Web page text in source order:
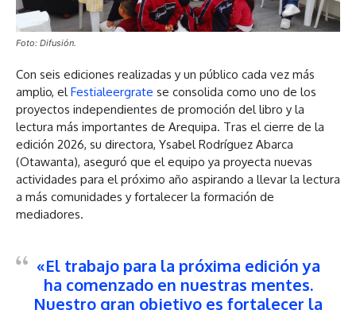
Foto: Difusión.
Con seis ediciones realizadas y un público cada vez más
amplio, elFestialeergrate se consolida como uno de los
proyectos independientes de promoción del libro y la
lectura más importantes de Arequipa. Tras el cierre de la
edición 2026, su directora, Ysabel Rodríguez Abarca
(Otawanta), aseguró que el equipo ya proyecta nuevas
actividades para el próximo año aspirando a llevar la lectura
a más comunidades y fortalecer la formación de
mediadores.
«El trabajo para la próxima edición ya
ha comenzado en nuestras mentes.
Nuestro gran objetivo es fortalecer la